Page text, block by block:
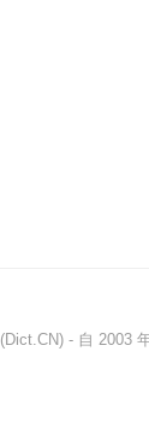
(Dict.CN) - 自 2003